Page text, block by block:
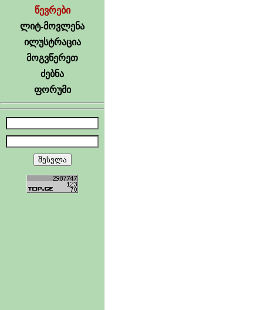
წევრები
ლიტ-მოვლენა
ილუსტრაცია
მოგვწერეთ
ძებნა
ფორუმი